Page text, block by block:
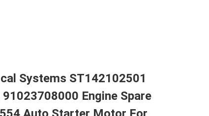
Systems ST142102501
Engine Spare